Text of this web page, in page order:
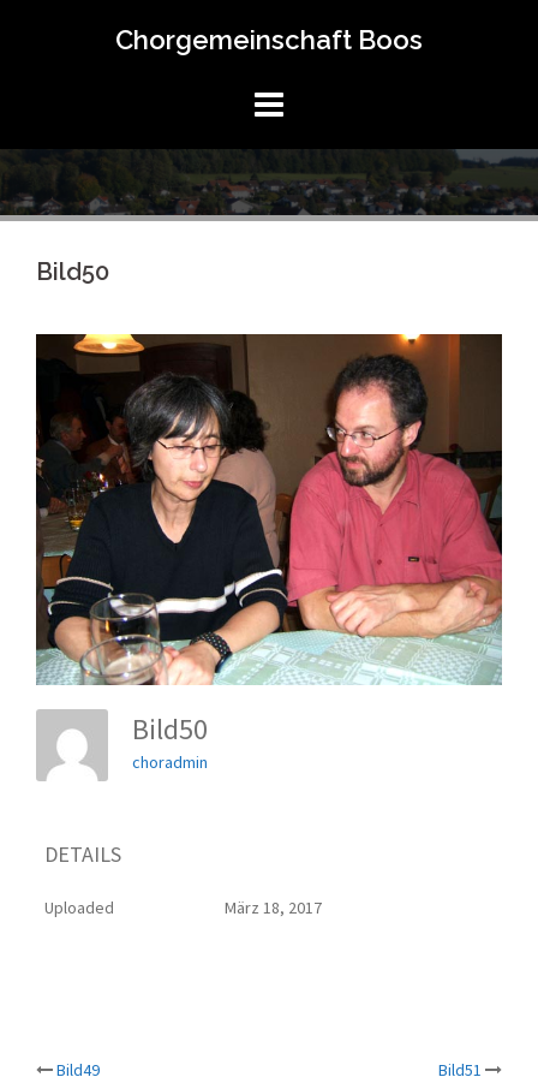
Chorgemeinschaft Boos
Bild50
Bild50
choradmin
DETAILS
Uploaded März 18, 2017
Bild49 Bild51